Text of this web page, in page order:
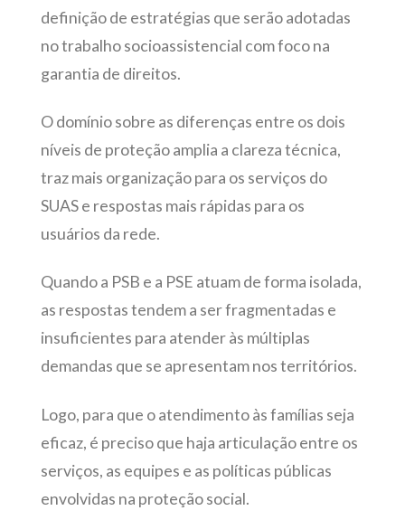
definição de estratégias que serão adotadas
no trabalho socioassistencial com foco na
garantia de direitos.
O domínio sobre as diferenças entre os dois
níveis de proteção amplia a clareza técnica,
traz mais organização para os serviços do
SUAS e respostas mais rápidas para os
usuários da rede.
Quando a PSB e a PSE atuam de forma isolada,
as respostas tendem a ser fragmentadas e
insuficientes para atender às múltiplas
demandas que se apresentam nos territórios.
Logo, para que o atendimento às famílias seja
eficaz, é preciso que haja articulação entre os
serviços, as equipes e as políticas públicas
envolvidas na proteção social.